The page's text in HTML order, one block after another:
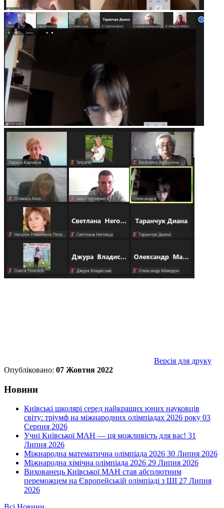
Версія для друку
Опубліковано: 07 Жовтня 2022
Новини
Київські школярі серед найкращих юних науковців
світу: тріумф на міжнародних олімпіадах 2026 року 03
Серпня 2026
Учні Київської МАН — ця можливість для вас! 31
Липня 2026
Міжнародна математична олімпіада 2026 30 Липня 2026
Міжнародна хімічна олімпіада 2026 29 Липня 2026
Вихованець Київської МАН став абсолютним
переможцем на Європейській олімпіаді з ШІ 27 Липня
2026